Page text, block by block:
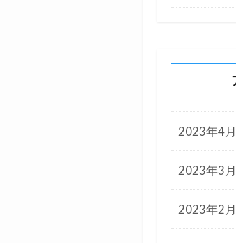
2023年4月
2023年3月
2023年2月